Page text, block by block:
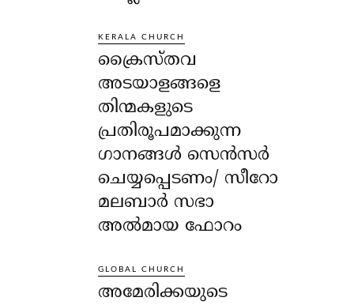
KERALA CHURCH
ക്രൈസ്തവ
അടയാളങ്ങളെ
തിന്മകളുടെ
പ്രതിരൂപമാക്കുന്ന
ഗാനങ്ങൾ സെൻസർ
ചെയ്യപ്പെടണം/ സീറോ
മലബാർ സഭാ
അൽമായ ഫോറം
GLOBAL CHURCH
അമേരിക്കയുടെ